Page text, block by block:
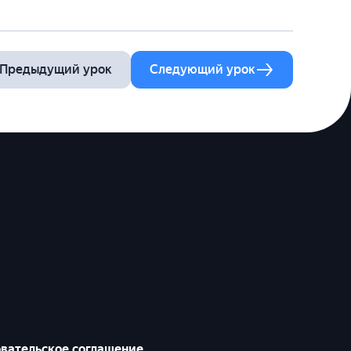
Предыдущий урок Следующий урок